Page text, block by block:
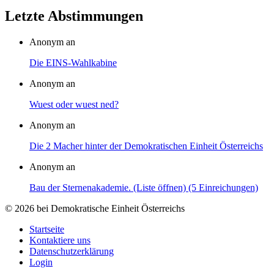
Letzte Abstimmungen
Anonym an
Die EINS-Wahlkabine
Anonym an
Wuest oder wuest ned?
Anonym an
Die 2 Macher hinter der Demokratischen Einheit Österreichs
Anonym an
Bau der Sternenakademie. (Liste öffnen) (5 Einreichungen)
© 2026 bei Demokratische Einheit Österreichs
Startseite
Kontaktiere uns
Datenschutzerklärung
Login